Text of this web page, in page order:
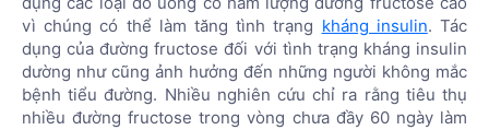
vì chúng có thể làm tăng tình trạng
kháng insulin. Tác
dụng của đường fructose đối với tình trạng kháng insulin
dường như cũng ảnh hưởng đến những người không mắc
bệnh tiểu đường. Nhiều nghiên cứu chỉ ra rằng tiêu thụ
nhiều đường fructose trong vòng chưa đầy 60 ngày làm